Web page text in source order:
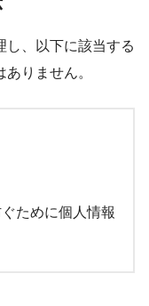
し、以下に該当する
りません。
ために個人情報